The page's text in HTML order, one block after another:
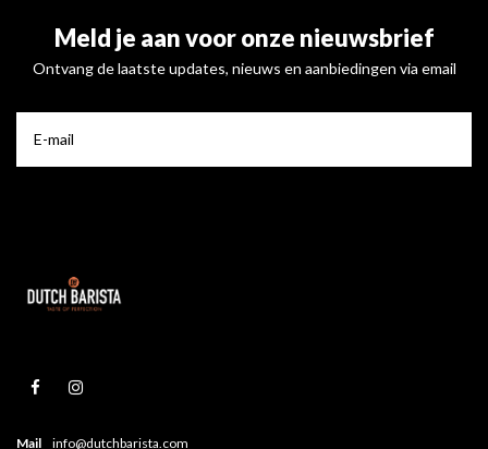
Meld je aan voor onze nieuwsbrief
Ontvang de laatste updates, nieuws en aanbiedingen via email
Mail info@dutchbarista.com